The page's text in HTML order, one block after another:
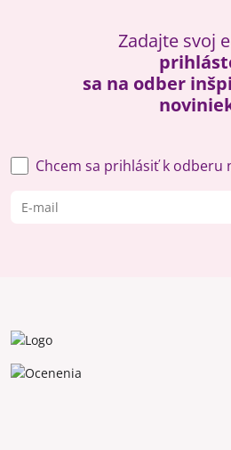
Zadajte svoj
sa na odber
Chcem sa prihlásiť k odberu